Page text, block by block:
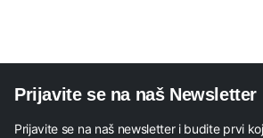
Prijavite se na naš Newsletter
Prijavite se na naš newsletter i budite prvi